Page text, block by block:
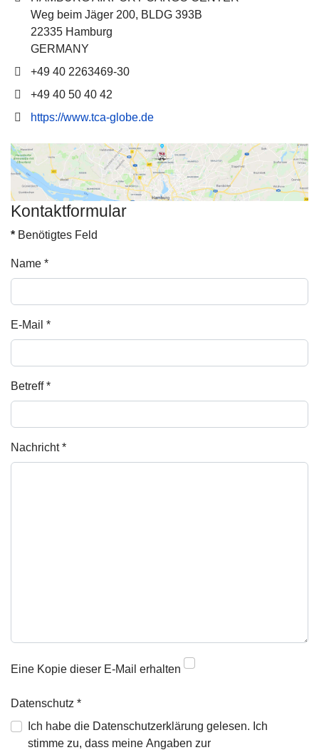
Weg beim Jäger 200, BLDG 393B
22335 Hamburg
GERMANY
Telefon
+49 40 2263469-30
Fax
+49 40 50 40 42
Website
https://www.tca-globe.de
Kontaktformular
* Benötigtes Feld
Name *
E-Mail *
Betreff*
Nachricht*
Eine Kopie dieser E-Mail erhalten
Datenschutz *
Ich habe die Datenschutzerklärung gelesen. Ich
stimme zu, dass meine Angaben zur